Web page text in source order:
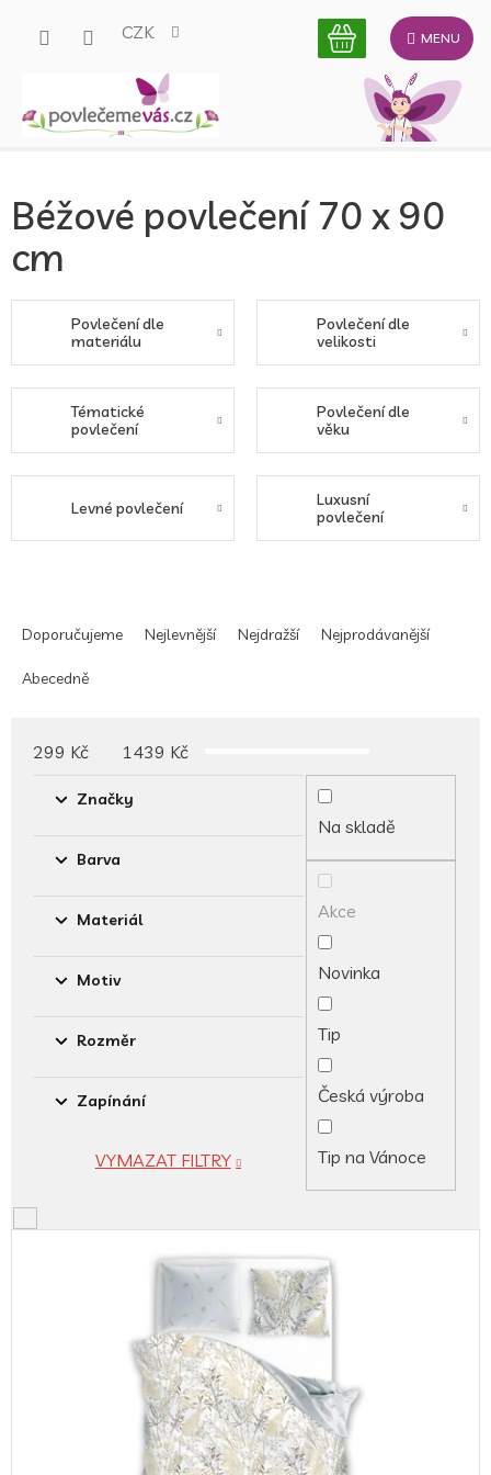
CZK
Béžové povlečení 70 x 90
cm
Povlečení dle
materiálu
Povlečení dle
velikosti
Tématické
povlečení
Povlečení dle
věku
Levné povlečení
Luxusní
povlečení
aDoporučujeme Nejlevnější Nejdražší Nejprodávanější
Abecedně
299 Kč 1439 Kč
Na skladě
Akce
Novinka
Tip
Česká výroba
Tip na Vánoce
Značky
Barva
Materiál
Motiv
Rozměr
Zapínání
VYMAZAT FILTRY
V